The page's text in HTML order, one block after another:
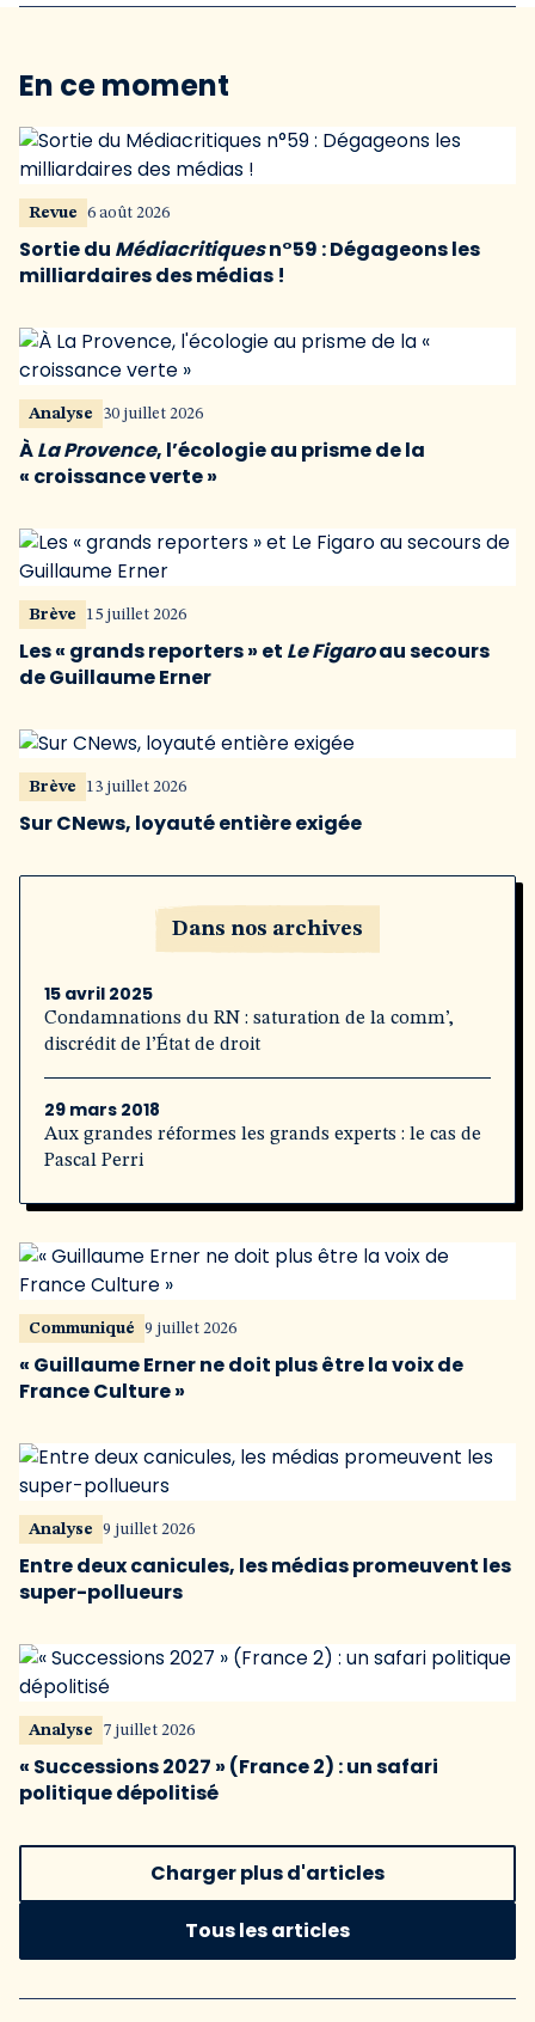
En ce moment
Revue 6 août 2026
Sortie du Médiacritiquesn°59 : Dégageons les
milliardaires des médias !
Analyse 30 juillet 2026
ÀLa Provence, l’écologie au prisme de la
« croissance verte »
Brève 15 juillet 2026
Les « grands reporters » et Le Figaroau secours
de Guillaume Erner
Brève 13 juillet 2026
Sur CNews, loyauté entière exigée
Dans nos archives
15 avril 2025
Condamnations du RN : saturation de la comm’,
discrédit de l’État de droit
29 mars 2018
Aux grandes réformes les grands experts : le cas de
Pascal Perri
Communiqué 9 juillet 2026
« Guillaume Erner ne doit plus être la voix de
France Culture »
Analyse 9 juillet 2026
Entre deux canicules, les médias promeuvent les
super-pollueurs
Analyse 7 juillet 2026
« Successions 2027 » (France 2) : un safari
politique dépolitisé
Charger plus d'articles
Tous les articles